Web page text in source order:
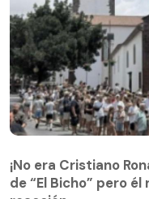
¡No era Cristiano
de “El Bicho” pero